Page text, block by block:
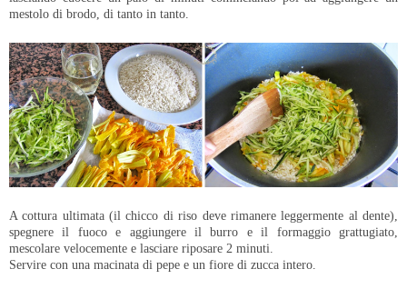
mestolo di brodo, di tanto in tanto.
A cottura ultimata (il chicco di riso deve rimanere leggermente al dente),
spegnere il fuoco e aggiungere il burro e il formaggio grattugiato,
mescolare velocemente e lasciare riposare 2 minuti.
Servire con una macinata di pepe e un fiore di zucca intero.